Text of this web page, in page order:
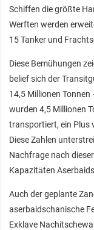
Schiffen die größte
Werften werden
15 Tanker und
Diese Bemühungen
belief sich der
14,5 Millionen
wurden 4,5 Millionen
transportiert, ein Plus
Diese Zahlen
Nachfrage nach
Kapazitäten
Auch der geplante
aserbaidschanische
Exklave